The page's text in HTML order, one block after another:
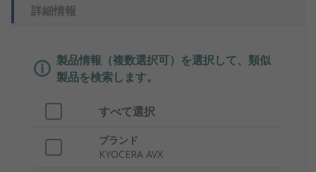
詳細情報
製品情報（複数選択可）を選択して、類似
製品を検索します。
すべて選択
ブランド
KYOCERA AVX